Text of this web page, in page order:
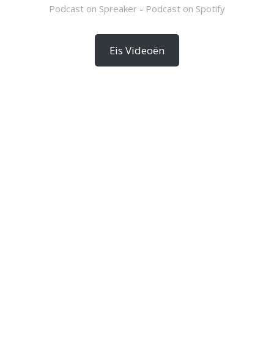
Podcast on Spreaker - Podcast on Spotify
Eis Videoën